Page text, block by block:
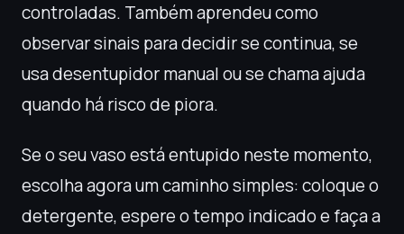
controladas. Também aprendeu como
observar sinais para decidir se continua, se
usa desentupidor manual ou se chama ajuda
quando há risco de piora.
Se o seu vaso está entupido neste momento,
escolha agora um caminho simples: coloque o
detergente, espere o tempo indicado e faça a